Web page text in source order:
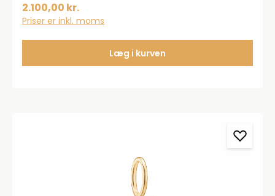
2.100,00 kr.
Priser er inkl. moms
Læg i kurven